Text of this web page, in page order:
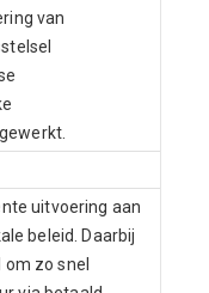
van
uitvoering aan
beleid. Daarbij
zo snel